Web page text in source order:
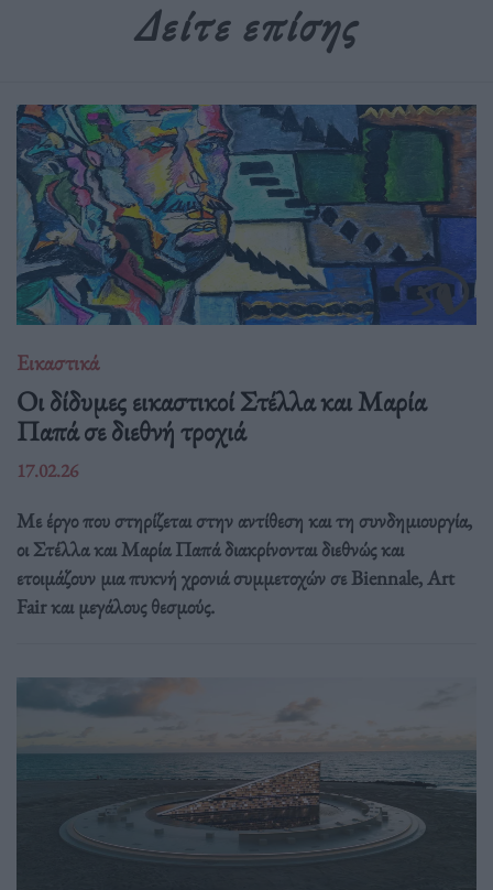
Δείτε επίσης
Εικαστικά
Οι δίδυμες εικαστικοί Στέλλα και Μαρία
Παπά σε διεθνή τροχιά
17.02.26
Με έργο που στηρίζεται στην αντίθεση και τη συνδημιουργία,
οι Στέλλα και Μαρία Παπά διακρίνονται διεθνώς και
ετοιμάζουν μια πυκνή χρονιά συμμετοχών σε Biennale, Art
Fair και μεγάλους θεσμούς.